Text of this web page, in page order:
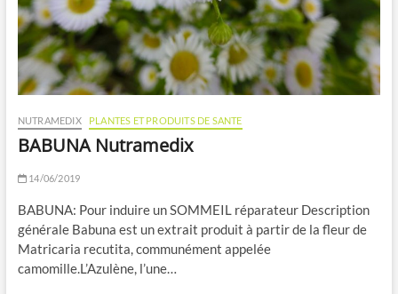
NUTRAMEDIX PLANTES ET PRODUITS DE SANTE
BABUNA Nutramedix
14/06/2019
BABUNA: Pour induire un SOMMEIL réparateur Description
générale Babuna est un extrait produit à partir de la fleur de
Matricaria recutita, communément appelée
camomille.L’Azulène, l’une…